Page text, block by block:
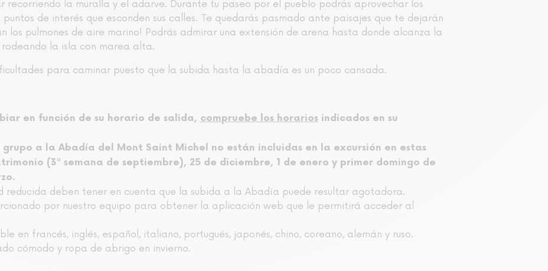
recorriendo la muralla y el adarve. Durante tu paseo por el pueblo podrás aprovechar los
de interés que esconden sus calles. Te quedarás pasmado ante paisajes que te dejarán
los pulmones de aire marino! Podrás admirar una extensión de arena hasta donde alcanza la
la isla con marea alta.
para caminar puesto que la subida hasta la abadía es un poco cansada.
en función de su horario de salida, compruebe los horarios indicados en su
a la Abadía del Mont Saint Michel no están incluidas en la excursión en estas
(3ª semana de septiembre), 25 de diciembre, 1 de enero y primer domingo de
reducida deben tener en cuenta que la subida a la Abadía puede resultar agotadora.
por nuestro equipo para obtener la aplicación web que le permitirá acceder al
en francés, inglés, español, italiano, portugués, japonés, chino, coreano, alemán y ruso.
cómodo y ropa de abrigo en invierno.